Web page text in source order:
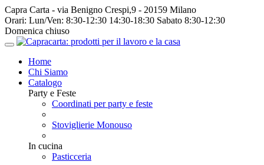
Capra Carta - via Benigno Crespi,9 - 20159 Milano
Orari: Lun/Ven: 8:30-12:30 14:30-18:30 Sabato 8:30-12:30
Domenica chiuso
Home
Chi Siamo
Catalogo
Party e Feste
Coordinati per party e feste
Stoviglierie Monouso
In cucina
Pasticceria